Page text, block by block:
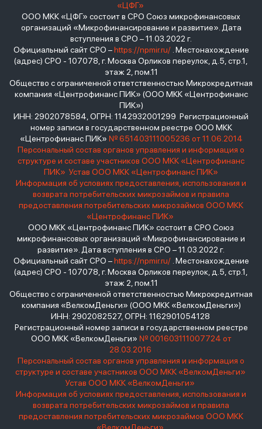
«ЦФГ»
ООО МКК «ЦФГ» состоит в СРО Союз микрофинансовых
организаций «Микрофинансирование и развитие». Дата
вступления в СРО – 11.03.2022 г.
Официальный сайт СРО –https://npmir.ru/. Местонахождение
(адрес) СРО - 107078, г. Москва Орликов переулок, д.5, стр.1,
этаж 2, пом.11
Общество с ограниченной ответственностью Микрокредитная
компания «Центрофинанс ПИК» (ООО МКК «Центрофинанс
ПИК»)
ИНН: 2902078584, ОГРН: 1142932001299 Регистрационный
номер записи в государственном реестре ООО МКК
«Центрофинанс ПИК» № 651403111005236 от 11.06.2014
Персональный состав органов управления и информация о
структуре и составе участников ООО МКК «Центрофинанс
ПИК» Устав ООО МКК «Центрофинанс ПИК»
Информация об условиях предоставления, использования и
возврата потребительских микрозаймов и правила
предоставления потребительских микрозаймов ООО МКК
«Центрофинанс ПИК»
ООО МКК «Центрофинанс ПИК» состоит в СРО Союз
микрофинансовых организаций «Микрофинансирование и
развитие». Дата вступления в СРО – 11.03.2022 г.
Официальный сайт СРО –https://npmir.ru/. Местонахождение
(адрес) СРО - 107078, г. Москва Орликов переулок, д.5, стр.1,
этаж 2, пом.11
Общество с ограниченной ответственностью Микрокредитная
компания «ВелкомДеньги» (ООО МКК «ВелкомДеньги»)
ИНН: 2902082527, ОГРН: 1162901054128
Регистрационный номер записи в государственном реестре
ООО МКК «ВелкомДеньги» № 001603111007724 от
28.03.2016
Персональный состав органов управления и информация о
структуре и составе участников ООО МКК «ВелкомДеньги»
Устав ООО МКК «ВелкомДеньги»
Информация об условиях предоставления, использования и
возврата потребительских микрозаймов и правила
предоставления потребительских микрозаймов ООО МКК